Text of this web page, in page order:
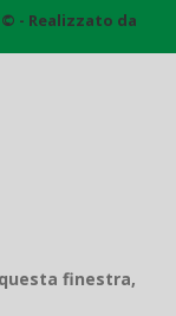
© - Realizzato da
finestra,